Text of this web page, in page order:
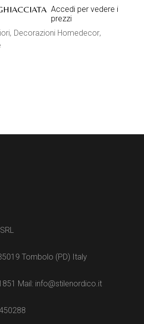
Accedi per vedere i
prezzi
Decorazioni Homedecor
Tombolo (PD) Italy
Mail: info@stilenordico.it